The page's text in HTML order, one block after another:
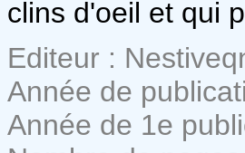
clins d'oeil et qui
Editeur :
Année de
Année de 1e